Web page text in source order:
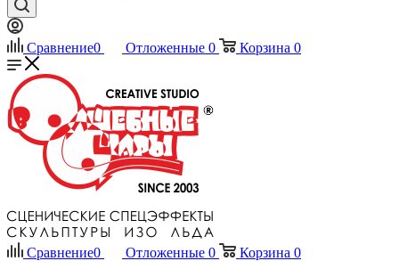
Сравнение0 Отложенные 0 Корзина 0
Сравнение0 Отложенные 0 Корзина 0